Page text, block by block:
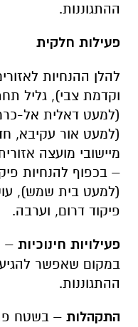
ההתגוננות.
פעילות חלקית
להלן ההנחיות
וקדמת צבי), גליל
(למעט דאלית אל-
(למעט אור עקיבא,
מיישובי מועצה
– בכפוף להנחיות
(למעט בית שמש),
פיקוד דרום, וערבה.
פעילויות חינוכיות –
במקום שאפשר להגיע
ההתגוננות.
התקהלות –